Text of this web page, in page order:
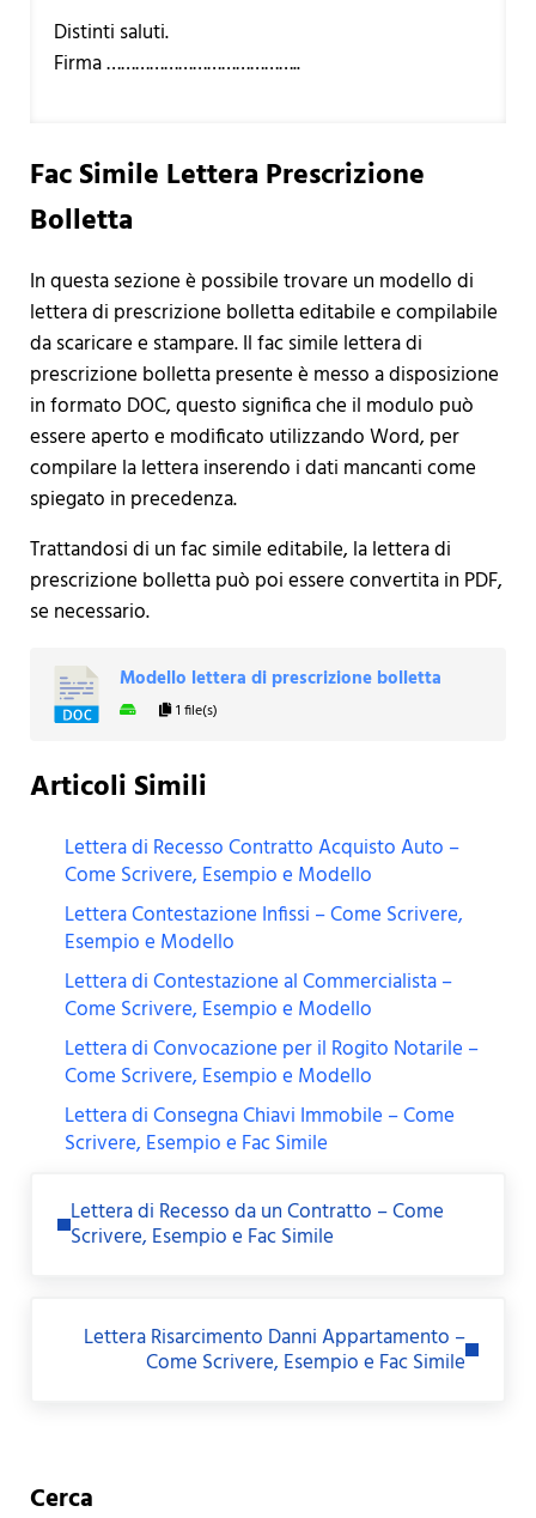
Distinti saluti.
Firma …………………………………..
Fac Simile Lettera Prescrizione
Bolletta
In questa sezione è possibile trovare un modello di
lettera di prescrizione bolletta editabile e compilabile
da scaricare e stampare. Il fac simile lettera di
prescrizione bolletta presente è messo a disposizione
in formato DOC, questo significa che il modulo può
essere aperto e modificato utilizzando Word, per
compilare la lettera inserendo i dati mancanti come
spiegato in precedenza.
Trattandosi di un fac simile editabile, la lettera di
prescrizione bolletta può poi essere convertita in PDF,
se necessario.
Modello lettera di prescrizione bolletta
1 file(s)
Articoli Simili
Lettera di Recesso Contratto Acquisto Auto –
Come Scrivere, Esempio e Modello
Lettera Contestazione Infissi – Come Scrivere,
Esempio e Modello
Lettera di Contestazione al Commercialista –
Come Scrivere, Esempio e Modello
Lettera di Convocazione per il Rogito Notarile –
Come Scrivere, Esempio e Modello
Lettera di Consegna Chiavi Immobile – Come
Scrivere, Esempio e Fac Simile
Lettera di Recesso da un Contratto – Come
Scrivere, Esempio e Fac Simile
Lettera Risarcimento Danni Appartamento –
Come Scrivere, Esempio e Fac Simile
Sidebar
Cerca